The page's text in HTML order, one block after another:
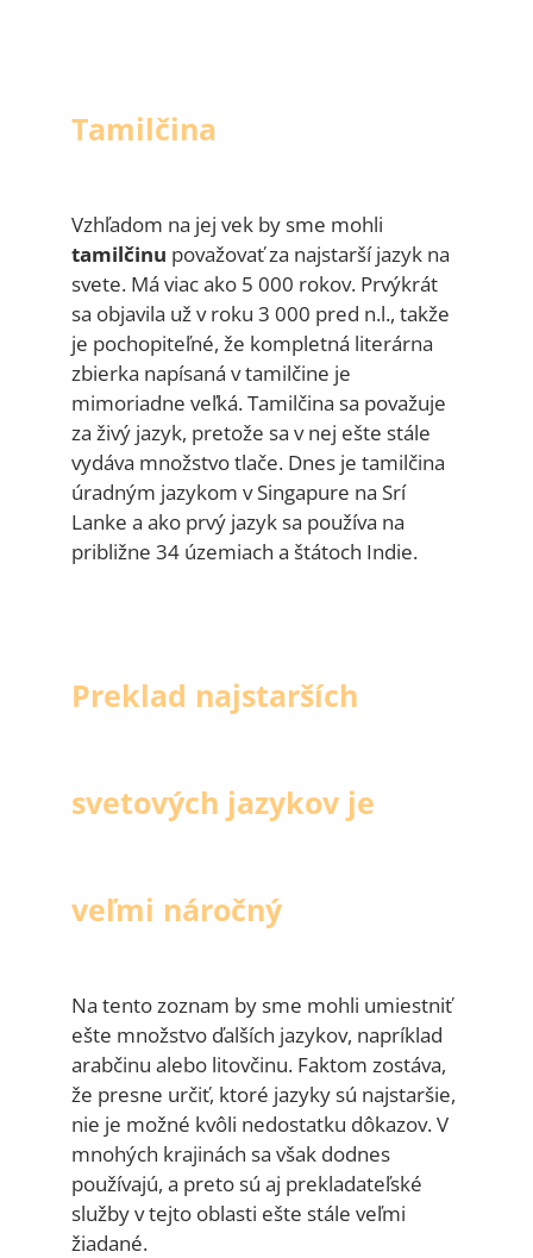
Tamilčina
Vzhľadom na jej vek by sme mohli
tamilčinu považovať za najstarší jazyk na
svete. Má viac ako 5 000 rokov. Prvýkrát
sa objavila už v roku 3 000 pred n.l., takže
je pochopiteľné, že kompletná literárna
zbierka napísaná v tamilčine je
mimoriadne veľká. Tamilčina sa považuje
za živý jazyk, pretože sa v nej ešte stále
vydáva množstvo tlače. Dnes je tamilčina
úradným jazykom v Singapure na Srí
Lanke a ako prvý jazyk sa používa na
približne 34 územiach a štátoch Indie.
Preklad najstarších
svetových jazykov je
veľmi náročný
Na tento zoznam by sme mohli umiestniť
ešte množstvo ďalších jazykov, napríklad
arabčinu alebo litovčinu. Faktom zostáva,
že presne určiť, ktoré jazyky sú najstaršie,
nie je možné kvôli nedostatku dôkazov. V
mnohých krajinách sa však dodnes
používajú, a preto sú aj prekladateľské
služby v tejto oblasti ešte stále veľmi
žiadané.